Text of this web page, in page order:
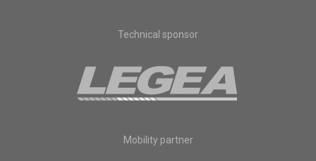
Technical sponsor
Mobility partner